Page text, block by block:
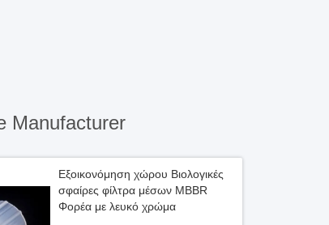
Manufacturer
Εξοικονόμηση χώρου Βιολογικές
σφαίρες φίλτρα μέσων MBBR
Φορέα με λευκό χρώμα